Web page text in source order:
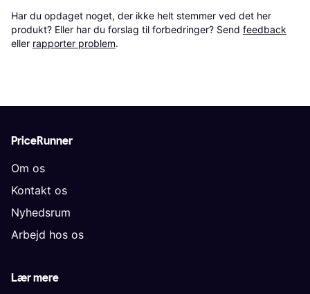
Har du opdaget noget, der ikke helt stemmer ved det her
produkt? Eller har du forslag til forbedringer? Send feedback
eller rapporter problem.
PriceRunner
Om os
Kontakt os
Nyhedsrum
Arbejd hos os
Lær mere